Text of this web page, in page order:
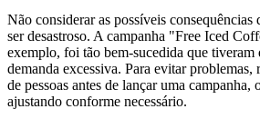
Não considerar as possíveis consequências
ser desastroso. A campanha "Free Iced
exemplo, foi tão bem-sucedida que tiveram
demanda excessiva. Para evitar problemas,
de pessoas antes de lançar uma campanha,
ajustando conforme necessário.